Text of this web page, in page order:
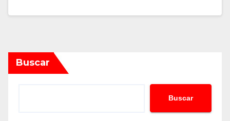
Buscar
Buscar